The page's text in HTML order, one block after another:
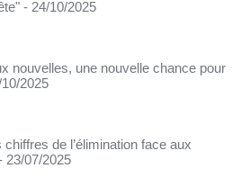
- 24/10/2025
nouvelles, une nouvelle chance pour
2025
chiffres de l’élimination face aux
23/07/2025